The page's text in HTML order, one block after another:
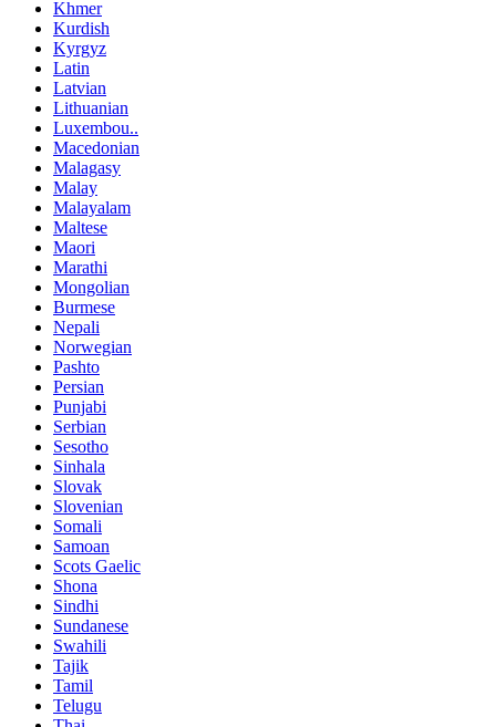
Khmer
Kurdish
Kyrgyz
Latin
Latvian
Lithuanian
Luxembou..
Macedonian
Malagasy
Malay
Malayalam
Maltese
Maori
Marathi
Mongolian
Burmese
Nepali
Norwegian
Pashto
Persian
Punjabi
Serbian
Sesotho
Sinhala
Slovak
Slovenian
Somali
Samoan
Scots Gaelic
Shona
Sindhi
Sundanese
Swahili
Tajik
Tamil
Telugu